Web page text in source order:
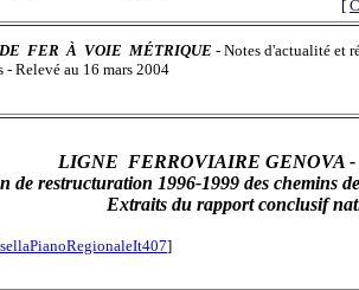
[
FER À VOIE MÉTRIQUE - Notes d'actualité et
- Relevé au 16 mars 2004
LIGNE FERROVIAIRE GENOVA -
de restructuration 1996-1999 des chemins
Extraits du rapport conclusif
]